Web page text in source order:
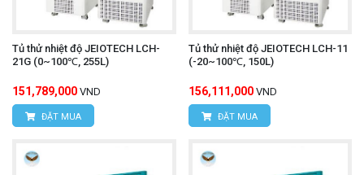
Tủ thử nhiệt độ JEIOTECH LCH-
21G (0~100℃, 255L)
151,789,000 VND
ĐẶT MUA
Tủ thử nhiệt độ JEIOTECH LCH-11
(-20~100℃, 150L)
156,111,000 VND
ĐẶT MUA